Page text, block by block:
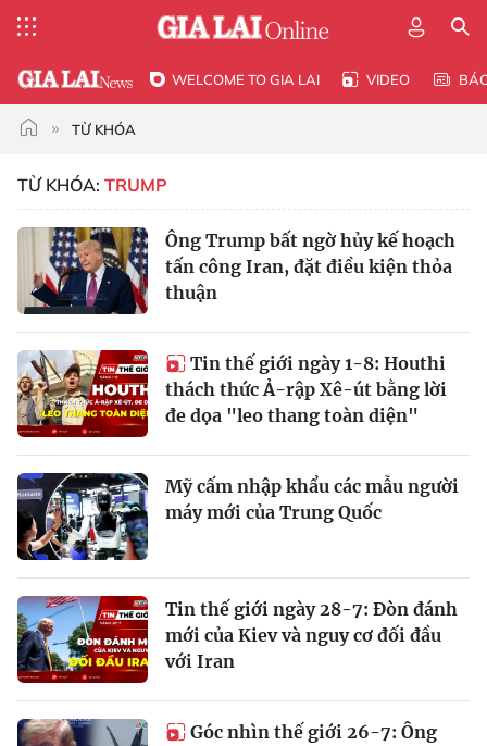
WELCOME TO GIA LAI VIDEO
TỪ KHÓA
TỪ KHÓA: TRUMP
Ông Trump bất ngờ hủy kế hoạch
tấn công Iran, đặt điều kiện thỏa
thuận
Tin thế giới ngày 1-8: Houthi
thách thức Ả-rập Xê-út bằng lời
đe dọa "leo thang toàn diện"
Mỹ cấm nhập khẩu các mẫu người
máy mới của Trung Quốc
Tin thế giới ngày 28-7: Đòn đánh
mới của Kiev và nguy cơ đối đầu
với Iran
Góc nhìn thế giới 26-7: Ông